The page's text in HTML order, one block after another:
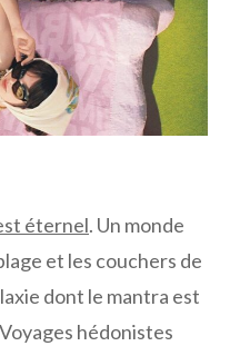
éternel. Un monde
et les couchers de
dont le mantra est
hédonistes